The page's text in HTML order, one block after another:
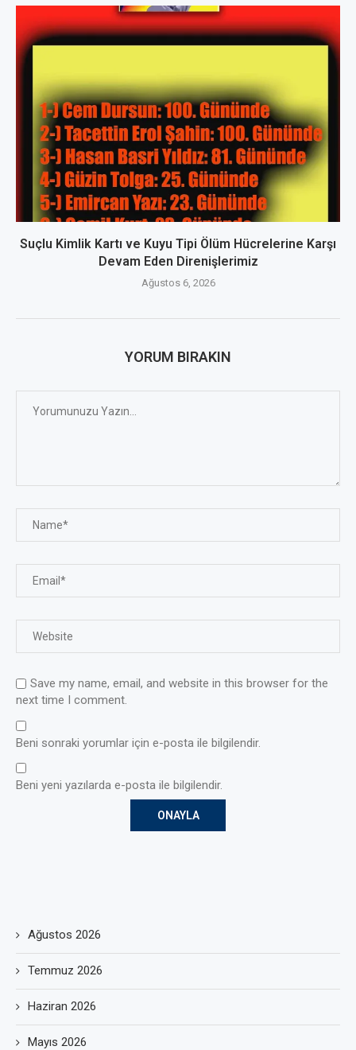
Suçlu Kimlik Kartı ve Kuyu Tipi Ölüm Hücrelerine Karşı
Devam Eden Direnişlerimiz
Ağustos 6, 2026
YORUM BIRAKIN
Save my name, email, and website in this browser for the
next time I comment.
Beni sonraki yorumlar için e-posta ile bilgilendir.
Beni yeni yazılarda e-posta ile bilgilendir.
Ağustos 2026
Temmuz 2026
Haziran 2026
Mayıs 2026